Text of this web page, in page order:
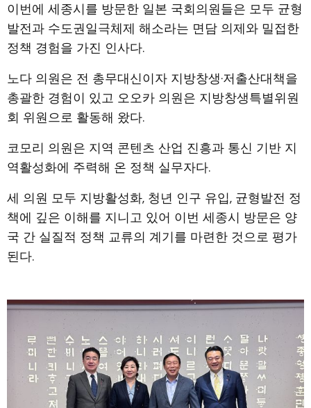
이번에 세종시를 방문한 일본 국회의원들은 모두 균형
발전과 수도권일극체제 해소라는 면담 의제와 밀접한
정책 경험을 가진 인사다.
노다 의원은 전 총무대신이자 지방창생·저출산대책을
총괄한 경험이 있고 오오카 의원은 지방창생특별위원
회 위원으로 활동해 왔다.
코모리 의원은 지역 콘텐츠 산업 진흥과 통신 기반 지
역활성화에 주력해 온 정책 실무자다.
세 의원 모두 지방활성화, 청년 인구 유입, 균형발전 정
책에 깊은 이해를 지니고 있어 이번 세종시 방문은 양
국 간 실질적 정책 교류의 계기를 마련한 것으로 평가
된다.